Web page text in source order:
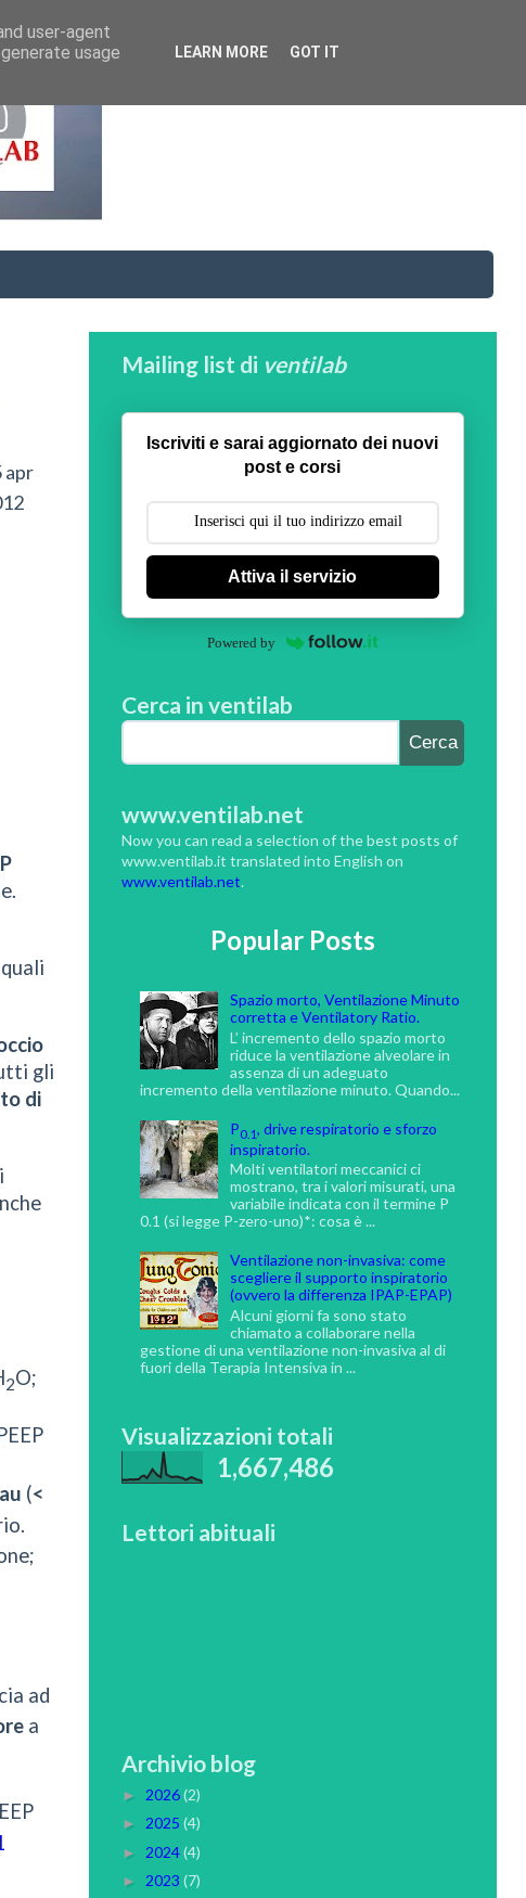
apr
gli
di
2O;
(<
ad
a
Mailing list di ventilab
Iscriviti e sarai aggiornato dei nuovi
post e corsi
Attiva il servizio
Powered by
Cerca in ventilab
www.ventilab.net
Now you can read a selection of the best posts of
www.ventilab.it translated into English on
www.ventilab.net.
Popular Posts
Spazio morto, Ventilazione Minuto
corretta e Ventilatory Ratio.
L’ incremento dello spazio morto
riduce la ventilazione alveolare in
assenza di un adeguato
incremento della ventilazione minuto. Quando...
P0.1, drive respiratorio e sforzo
inspiratorio.
Molti ventilatori meccanici ci
mostrano, tra i valori misurati, una
variabile indicata con il termine P
0.1 (si legge P-zero-uno)*: cosa è ...
Ventilazione non-invasiva: come
scegliere il supporto inspiratorio
(ovvero la differenza IPAP-EPAP)
Alcuni giorni fa sono stato
chiamato a collaborare nella
gestione di una ventilazione non-invasiva al di
fuori della Terapia Intensiva in ...
Visualizzazioni totali
1,667,486
Lettori abituali
Archivio blog
► 2026(2)
► 2025 (4)
► 2024(4)
► 2023 (7)
user-agent
usage
LEARN MORE GOT IT